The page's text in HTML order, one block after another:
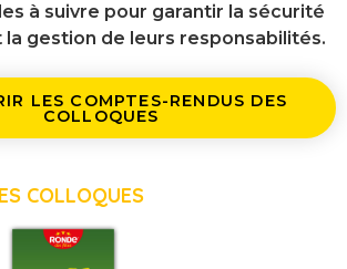
à suivre pour garantir la sécurité
gestion de leurs responsabilités.
LES COMPTES-RENDUS DES
COLLOQUES
COLLOQUES